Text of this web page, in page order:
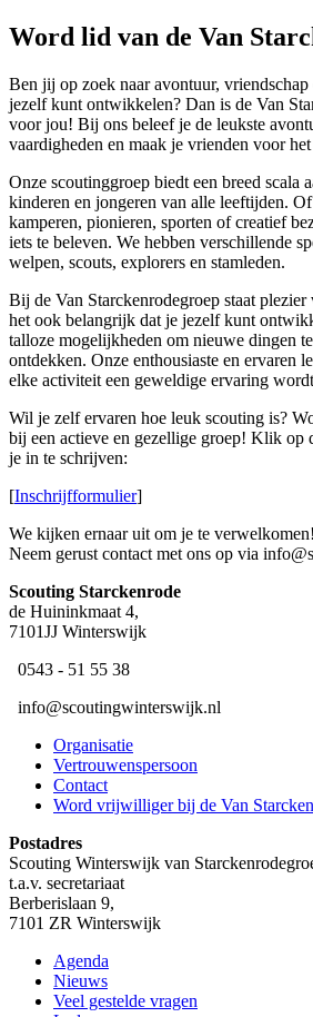
Word lid van de Van
Ben jij op zoek naar avontuur,
jezelf kunt ontwikkelen? Dan is de Van
voor jou! Bij ons beleef je de leukste
vaardigheden en maak je vrienden voor
Onze scoutinggroep biedt een breed scala
kinderen en jongeren van alle leeftijden.
kamperen, pionieren, sporten of creatief
iets te beleven. We hebben verschillende
welpen, scouts, explorers en stamleden.
Bij de Van Starckenrodegroep staat
het ook belangrijk dat je jezelf kunt
talloze mogelijkheden om nieuwe dingen
ontdekken. Onze enthousiaste en ervaren
elke activiteit een geweldige ervaring
Wil je zelf ervaren hoe leuk scouting is?
bij een actieve en gezellige groep! Klik op
je in te schrijven:
[Inschrijfformulier]
We kijken ernaar uit om je te
Neem gerust contact met ons op via
Scouting ​Starckenrode
de Huininkmaat 4,
7101JJ Winterswijk
​ 0543 - 51 55 38
​ ​info@scoutingwinterswijk.nl
Organisatie
Vertrouwenspersoon
Contact
Word vrijwilliger bij de Van
Postadres
Scouting Winterswijk van
t.a.v. secretariaat
Berberislaan 9,
7101 ZR Winterswijk
Agenda
Nieuws
Veel gestelde vragen